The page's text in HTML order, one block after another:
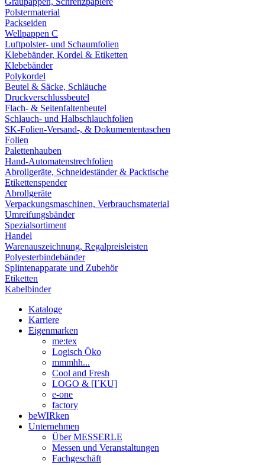
Polstermaterial
Packseiden
Wellpappen C
Luftpolster- und Schaumfolien
Klebebänder, Kordel & Etiketten
Klebebänder
Polykordel
Beutel & Säcke, Schläuche
Druckverschlussbeutel
Flach- & Seitenfaltenbeutel
Schlauch- und Halbschlauchfolien
SK-Folien-Versand-, & Dokumententaschen
Folien
Palettenhauben
Hand-Automatenstrechfolien
Abrollgeräte, Schneideständer & Packtische
Etikettenspender
Abrollgeräte
Verpackungsmaschinen, Verbrauchsmaterial
Umreifungsbänder
Spezialsortiment
Handel
Warenauszeichnung, Regalpreisleisten
Polyesterbindebänder
Splintenapparate und Zubehör
Etiketten
Kabelbinder
Kataloge
Karriere
Eigenmarken
me:tex
Logisch Öko
mmmhh...
Cool and Fresh
LOGO & [I´KU]
e-one
factory
beWIRken
Unternehmen
Über MESSERLE
Messen und Veranstaltungen
Fachgeschäft